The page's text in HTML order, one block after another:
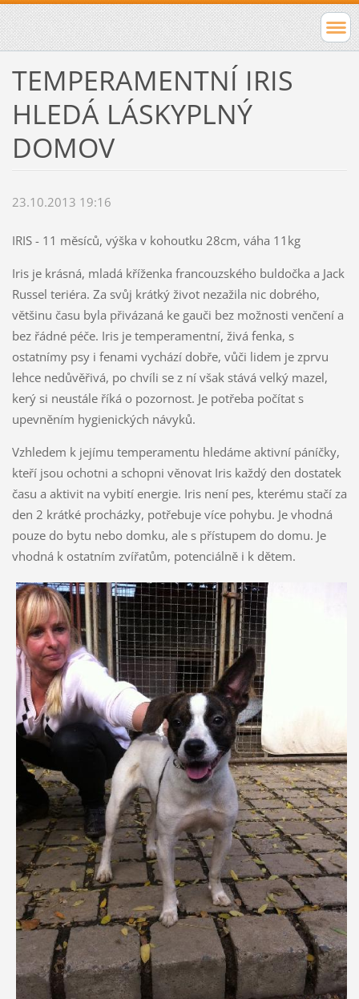
TEMPERAMENTNÍ IRIS
HLEDÁ LÁSKYPLNÝ
DOMOV
23.10.2013 19:16
IRIS - 11 měsíců, výška v kohoutku 28cm, váha 11kg
Iris je krásná, mladá kříženka francouzského buldočka a Jack
Russel teriéra. Za svůj krátký život nezažila nic dobrého,
většinu času byla přivázaná ke gauči bez možnosti venčení a
bez řádné péče. Iris je temperamentní, živá fenka, s
ostatnímy psy i fenami vychází dobře, vůči lidem je zprvu
lehce nedůvěřivá, po chvíli se z ní však stává velký mazel,
kerý si neustále říká o pozornost. Je potřeba počítat s
upevněním hygienických návyků.
Vzhledem k jejímu temperamentu hledáme aktivní páníčky,
kteří jsou ochotni a schopni věnovat Iris každý den dostatek
času a aktivit na vybití energie. Iris není pes, kterému stačí za
den 2 krátké procházky, potřebuje více pohybu. Je vhodná
pouze do bytu nebo domku, ale s přístupem do domu. Je
vhodná k ostatním zvířatům, potenciálně i k dětem.